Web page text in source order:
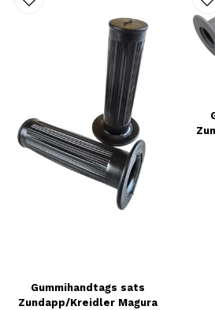
Gummihandtags sats
Zundapp/Kreidler Magura